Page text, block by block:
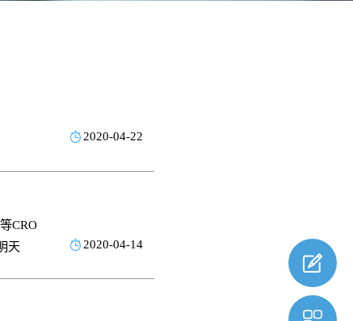
2020-04-22
CRO
天
2020-04-14